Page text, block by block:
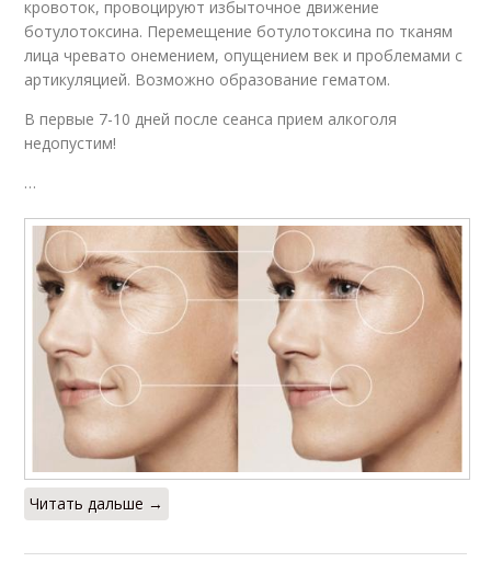
кровоток, провоцируют избыточное движение
ботулотоксина. Перемещение ботулотоксина по тканям
лица чревато онемением, опущением век и проблемами с
артикуляцией. Возможно образование гематом.
В первые 7-10 дней после сеанса прием алкоголя
недопустим!
…
Читать дальше →